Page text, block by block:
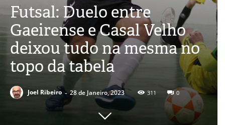
Futsal: Duelo entre
Gaeirense e Casal Velho
deixou tudo na mesma no
topo da tabela
Joel Ribeiro - 28 de Janeiro, 2023 311 0